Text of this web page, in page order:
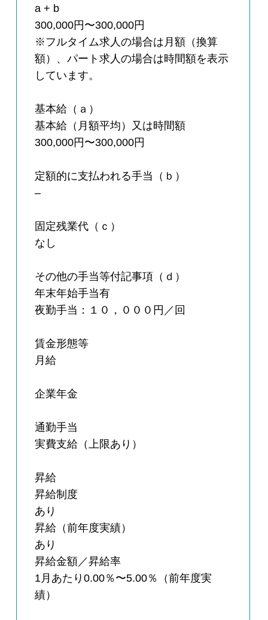
a + b
300,000円〜300,000円
※フルタイム求人の場合は月額（換算
額）、パート求人の場合は時間額を表示
しています。
基本給（ａ）
基本給（月額平均）又は時間額
300,000円〜300,000円
定額的に支払われる手当（ｂ）
–
固定残業代（ｃ）
なし
その他の手当等付記事項（ｄ）
年末年始手当有
夜勤手当：１０，０００円／回
賃金形態等
月給
企業年金
通勤手当
実費支給（上限あり）
昇給
昇給制度
あり
昇給（前年度実績）
あり
昇給金額／昇給率
1月あたり0.00％〜5.00％（前年度実
績）